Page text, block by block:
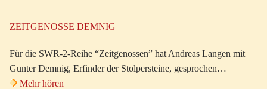
ZEITGENOSSE DEMNIG
Für die SWR-2-Reihe “Zeitgenossen” hat Andreas Langen mit
Gunter Demnig, Erfinder der Stolpersteine, gesprochen…
Mehr hören